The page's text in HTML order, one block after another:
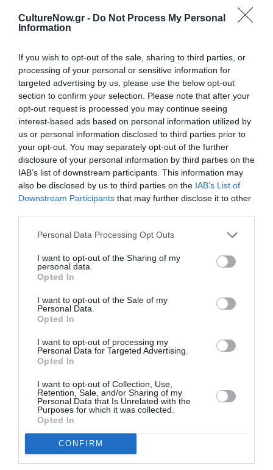
CultureNow.gr - Do Not Process My Personal
Information
If you wish to opt-out of the sale, sharing to third parties, or
processing of your personal or sensitive information for
targeted advertising by us, please use the below opt-out
section to confirm your selection. Please note that after your
opt-out request is processed you may continue seeing
interest-based ads based on personal information utilized by
us or personal information disclosed to third parties prior to
your opt-out. You may separately opt-out of the further
disclosure of your personal information by third parties on the
IAB’s list of downstream participants. This information may
also be disclosed by us to third parties on the IAB’s List of
Downstream Participants that may further disclose it to other
Personal Data Processing Opt Outs
I want to opt-out of the Sharing of my
personal data.
Opted In
I want to opt-out of the Sale of my
Personal Data.
Opted In
I want to opt-out of processing my
Personal Data for Targeted Advertising.
Opted In
I want to opt-out of Collection, Use,
Retention, Sale, and/or Sharing of my
Personal Data that Is Unrelated with the
Purposes for which it was collected.
Opted In
CONFIRM
Από: 31/03/2025
Τοποθεσία:
Κέντρο Ελέγχου Τηλεοράσεων, Κύπρου 91Α & Σικίνου
35Α, Κυψέλη, Αθήνα
Κέντρο Ελέγχου Τηλεοράσεων
Eισιτήρια:
12€ | 10€ (φοιτητικό, 65+) | 5€ (κάρτα ανεργίας, ΣΕΗ,
ΑΜΕΑ)
Ακολουθήστε το Culturenow.gr στο
μάθετε πρώτοι όλες τις ειδήσεις
Δείτε όλα τατελευταία νέα
Πολιτισμό στο
Culturenow.gr
Νέοι Διαγωνισμοί
Tags
ΔΡΑΜΑΤΟΠΟΙΗΜΕΝΗ ΛΟΓΟΤΕΧΝΙΑ
ΕΛΛΗΝΕΣ ΣΥΓΓΡΑΦΕΙΣ
ΘΕΑΤΡΙΚΕΣ ΠΑΡΑΣΤΑΣΕΙΣ 2024 - 2025